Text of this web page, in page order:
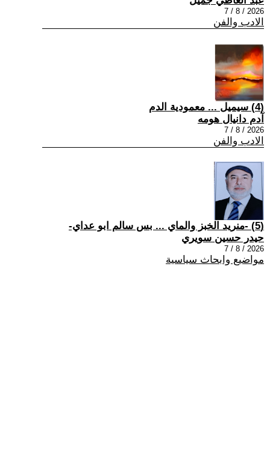
2026 / 8 / 7
الادب والفن
(4) سيميل ... معمودية الدم
آدم دانيال هومه
2026 / 8 / 7
الادب والفن
(5) -منريد الخبز والماي ... بس سالم ابو عداي-
حيدر حسين سويري
2026 / 8 / 7
مواضيع وابحاث سياسية